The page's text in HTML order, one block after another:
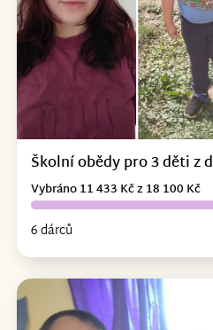
Školní obědy pro 3 děti z
6 dárců
Vybráno 11 433 Kč z 18 100 Kč